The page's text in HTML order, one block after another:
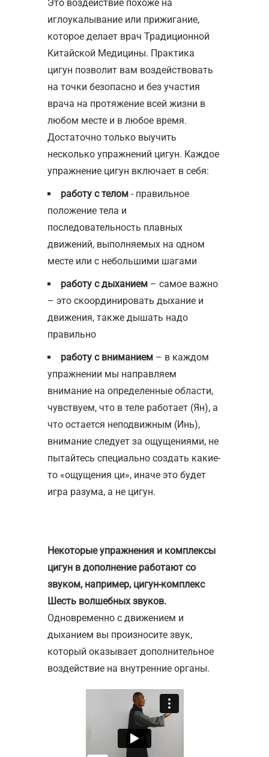
Это воздействие похоже на
иглоукалывание или прижигание,
которое делает врач Традиционной
Китайской Медицины. Практика
цигун позволит вам воздействовать
на точки безопасно и без участия
врача на протяжение всей жизни в
любом месте и в любое время.
Достаточно только выучить
несколько упражнений цигун. Каждое
упражнение цигун включает в себя:
работу с телом - правильное
положение тела и
последовательность плавных
движений, выполняемых на одном
месте или с небольшими шагами
работу с дыханием – самое важно
– это скоординировать дыхание и
движения, также дышать надо
правильно
работу с вниманием – в каждом
упражнении мы направляем
внимание на определенные области,
чувствуем, что в теле работает (Ян), а
что остается неподвижным (Инь),
внимание следует за ощущениями, не
пытайтесь специально создать какие-
то «ощущения ци», иначе это будет
игра разума, а не цигун.
Некоторые упражнения и комплексы
цигун в дополнение работают со
звуком, например, цигун-комплекс
Шесть волшебных звуков.
Одновременно с движением и
дыханием вы произносите звук,
который оказывает дополнительное
воздействие на внутренние органы.